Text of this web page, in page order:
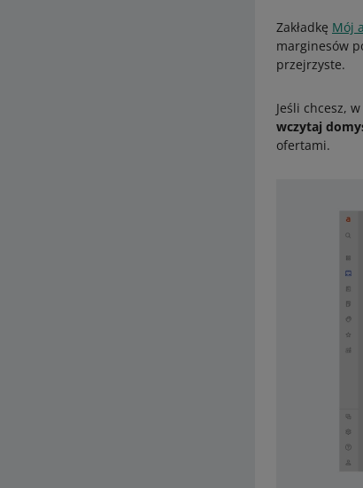
Zakładkę Mój
marginesów
przejrzyste.
Jeśli chcesz,
wczytaj
ofertami.